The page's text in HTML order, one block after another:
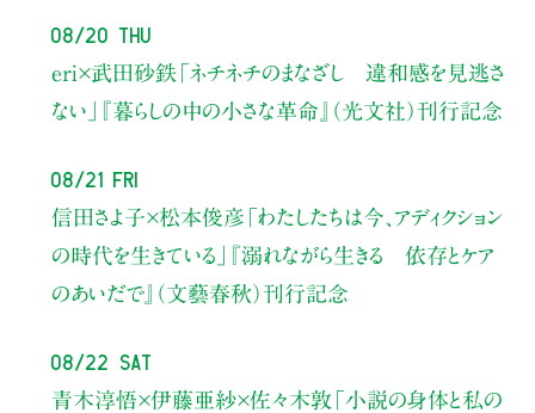
08/20 Thu
eri×武田砂鉄「ネチネチのまなざし 違和感を見逃さ
ない」
『暮らしの中の小さな革命』（光文社）刊行記念
08/21 Fri
信田さよ子×松本俊彦 「わたしたちは今、アディクション
の時代を生きている」
『溺れながら生きる 依存とケア
のあいだで』（文藝春秋）刊行記念
08/22 Sat
青木淳悟×伊藤亜紗×佐々木敦 「小説の身体と私の